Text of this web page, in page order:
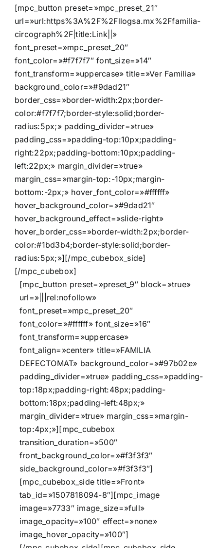
[mpc_button preset=»mpc_preset_21″
url=»url:https%3A%2F%2Fllogsa.mx%2Ffamilia-
circograph%2F|title:Link||»
font_preset=»mpc_preset_20″
font_color=»#f7f7f7″ font_size=»14″
font_transform=»uppercase» title=»Ver Familia»
background_color=»#9dad21″
border_css=»border-width:2px;border-
color:#f7f7f7;border-style:solid;border-
radius:5px;» padding_divider=»true»
padding_css=»padding-top:10px;padding-
right:22px;padding-bottom:10px;padding-
left:22px;» margin_divider=»true»
margin_css=»margin-top:-10px;margin-
bottom:-2px;» hover_font_color=»#ffffff»
hover_background_color=»#9dad21″
hover_background_effect=»slide-right»
hover_border_css=»border-width:2px;border-
color:#1bd3b4;border-style:solid;border-
radius:5px;»][/mpc_cubebox_side]
[/mpc_cubebox]
[mpc_button preset=»preset_9″ block=»true»
url=»|||rel:nofollow»
font_preset=»mpc_preset_20″
font_color=»#ffffff» font_size=»16″
font_transform=»uppercase»
font_align=»center» title=»FAMILIA
DEFECTOMAT» background_color=»#97b02e»
padding_divider=»true» padding_css=»padding-
top:18px;padding-right:48px;padding-
bottom:18px;padding-left:48px;»
margin_divider=»true» margin_css=»margin-
top:4px;»][mpc_cubebox
transition_duration=»500″
front_background_color=»#f3f3f3″
side_background_color=»#f3f3f3″]
[mpc_cubebox_side title=»Front»
tab_id=»1507818094-8″][mpc_image
image=»7733″ image_size=»full»
image_opacity=»100″ effect=»none»
image_hover_opacity=»100″]